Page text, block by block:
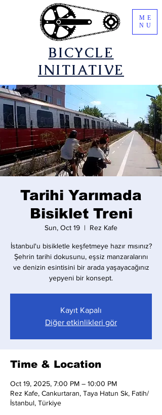
​BICYCLE
INITIATIVE
ME
NU
Tarihi Yarımada
Bisiklet Treni
Sun, Oct 19
  |
Rez Kafe
İstanbul'u bisikletle keşfetmeye hazır mısınız?
Şehrin tarihi dokusunu, eşsiz manzaralarını
ve denizin esintisini bir arada yaşayacağınız
yepyeni bir konsept.
Kayıt Kapalı
Diğer etkinlikleri gör
Time & Location
Oct 19, 2025, 7:00 PM – 10:00 PM
Rez Kafe, Cankurtaran, Taya Hatun Sk, Fatih/
İstanbul, Türkiye